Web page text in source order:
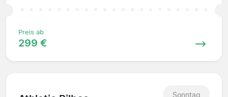
Preis ab
299 €
Sonntag